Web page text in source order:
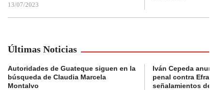
13/07/2023
Últimas Noticias
Autoridades de Guateque siguen en la
búsqueda de Claudia Marcela
Montalvo
Iván Cepeda
penal contra
señalamientos de